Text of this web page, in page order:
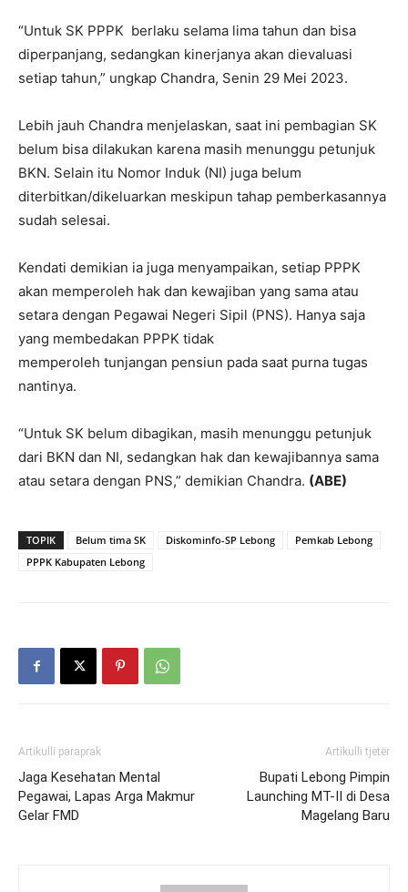
“Untuk SK PPPK berlaku selama lima tahun dan bisa
diperpanjang, sedangkan kinerjanya akan dievaluasi
setiap tahun,” ungkap Chandra, Senin 29 Mei 2023.
Lebih jauh Chandra menjelaskan, saat ini pembagian SK
belum bisa dilakukan karena masih menunggu petunjuk
BKN. Selain itu Nomor Induk (NI) juga belum
diterbitkan/dikeluarkan meskipun tahap pemberkasannya
sudah selesai.
Kendati demikian ia juga menyampaikan, setiap PPPK
akan memperoleh hak dan kewajiban yang sama atau
setara dengan Pegawai Negeri Sipil (PNS). Hanya saja
yang membedakan PPPK tidak
memperoleh tunjangan pensiun pada saat purna tugas
nantinya.
“Untuk SK belum dibagikan, masih menunggu petunjuk
dari BKN dan NI, sedangkan hak dan kewajibannya sama
atau setara dengan PNS,” demikian Chandra. (ABE)
TOPIK Belum tima SK Diskominfo-SP Lebong
Pemkab Lebong
PPPK Kabupaten Lebong
Artikulli paraprak
Jaga Kesehatan Mental
Pegawai, Lapas Arga Makmur
Gelar FMD
Artikulli tjetër
Bupati Lebong Pimpin
Launching MT-II di Desa
Magelang Baru